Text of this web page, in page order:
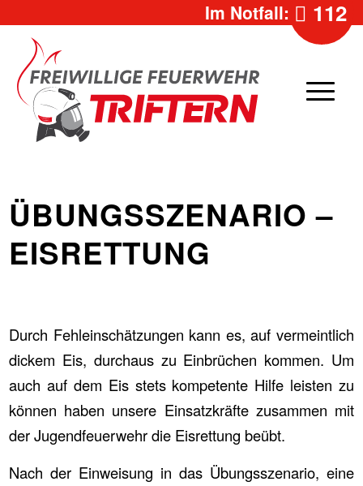
Im Notfall: 112
ÜBUNGSSZENARIO –
EISRETTUNG
Durch Fehleinschätzungen kann es, auf vermeintlich
dickem Eis, durchaus zu Einbrüchen kommen. Um
auch auf dem Eis stets kompetente Hilfe leisten zu
können haben unsere Einsatzkräfte zusammen mit
der Jugendfeuerwehr die Eisrettung beübt.
Nach der Einweisung in das Übungsszenario, eine